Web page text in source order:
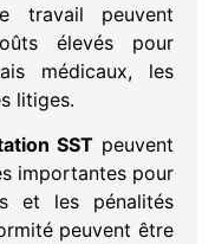
travail peuvent
élevés pour
médicaux, les
litiges.
SST peuvent
importantes pour
et les pénalités
peuvent être